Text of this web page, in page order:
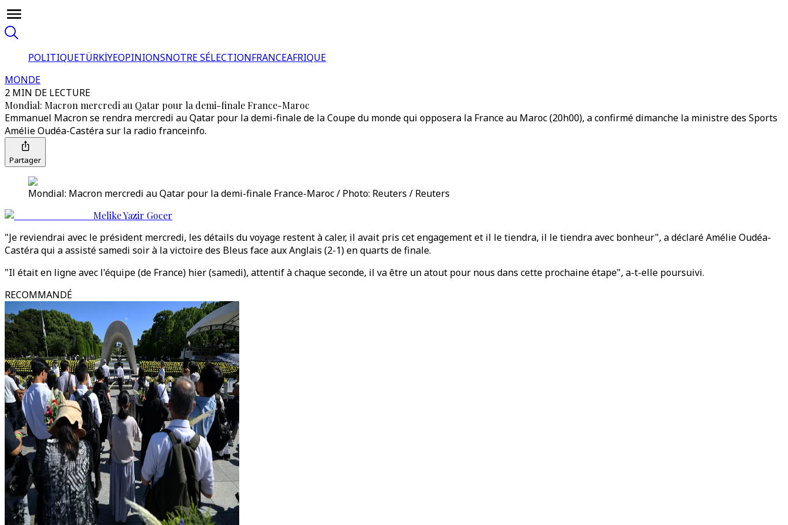
POLITIQUETÜRKİYEOPINIONSNOTRE SÉLECTIONFRANCEAFRIQUE
MONDE
2 MIN DE LECTURE
Mondial: Macron mercredi au Qatar pour la demi-finale France-Maroc
Emmanuel Macron se rendra mercredi au Qatar pour la demi-finale de la Coupe du monde qui opposera la France au Maroc (20h00), a confirmé dimanche la ministre des Sports
Amélie Oudéa-Castéra sur la radio franceinfo.
Partager
Mondial: Macron mercredi au Qatar pour la demi-finale France-Maroc / Photo: Reuters / Reuters
Melike Yazir Gocer
"Je reviendrai avec le président mercredi, les détails du voyage restent à caler, il avait pris cet engagement et il le tiendra, il le tiendra avec bonheur", a déclaré Amélie Oudéa-
Castéra qui a assisté samedi soir à la victoire des Bleus face aux Anglais (2-1) en quarts de finale.
"Il était en ligne avec l'équipe (de France) hier (samedi), attentif à chaque seconde, il va être un atout pour nous dans cette prochaine étape", a-t-elle poursuivi.
RECOMMANDÉ